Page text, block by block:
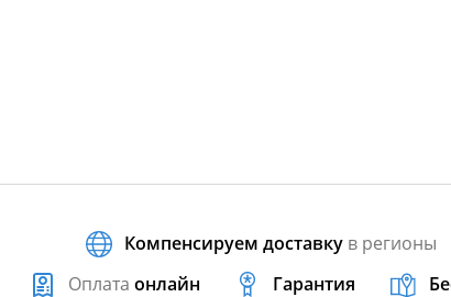
Компенсируем доставку в регионы
Оплата онлайн Гарантия